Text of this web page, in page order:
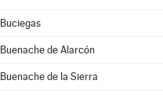
Buciegas
Buenache de Alarcón
Buenache de la Sierra